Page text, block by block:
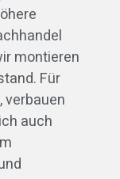
montieren
Für
auch